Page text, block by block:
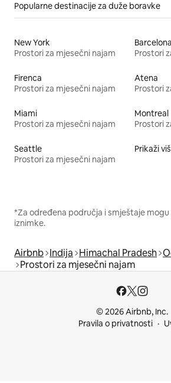
Popularne destinacije za duže boravke
New York
Prostori za mjesečni najam
Barcelona
Prostori
Firenca
Prostori za mjesečni najam
Atena
Prostori
Miami
Prostori za mjesečni najam
Montreal
Prostori
Seattle
Prostori za mjesečni najam
Prikaži
*Za određena područja i smještaje
iznimke.
Airbnb Indija Himachal Pradesh
Prostori za mjesečni najam
© 2026 Airbnb, Inc.
Pravila o privatnosti